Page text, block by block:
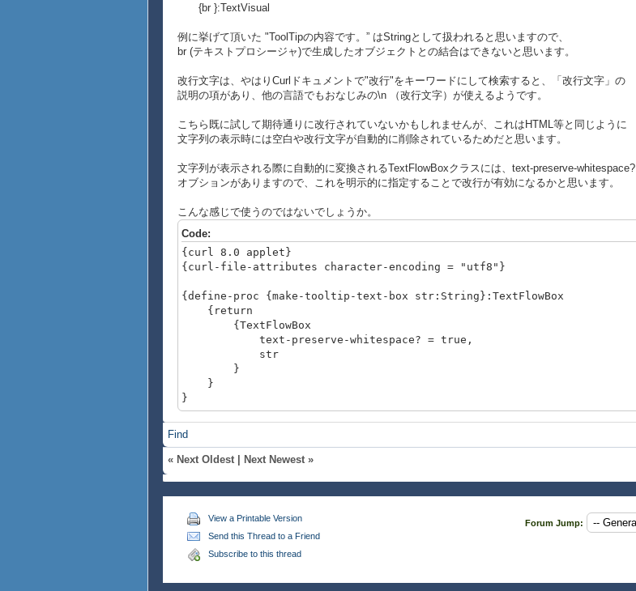
{br }:TextVisual
例に挙げて頂いた "ToolTipの内容です。” はStringとして扱われると思いますので、
br (テキストプロシージャ)で生成したオブジェクトとの結合はできないと思います。
改行文字は、やはりCurlドキュメントで"改行"をキーワードにして検索すると、「改行文字」の
説明の項があり、他の言語でもおなじみの\n （改行文字）が使えるようです。
こちら既に試して期待通りに改行されていないかもしれませんが、これはHTML等と同じように
文字列の表示時には空白や改行文字が自動的に削除されているためだと思います。
文字列が表示される際に自動的に変換されるTextFlowBoxクラスには、text-preserve-whitespace?
オブションがありますので、これを明示的に指定することで改行が有効になるかと思います。
こんな感じで使うのではないでしょうか。
Code:
{curl 8.0 applet}
{curl-file-attributes character-encoding = "utf8"}
{define-proc {make-tooltip-text-box str:String}:TextFlowBox
{return
{TextFlowBox
text-preserve-whitespace? = true,
str
}
}
}
{value
{Frame
"AAAA",
"1行目\n2行目"
}
}
}
Find
« Next Oldest Next Newest »
View a Printable Version
Send this Thread to a Friend
Subscribe to this thread
Forum Jump: